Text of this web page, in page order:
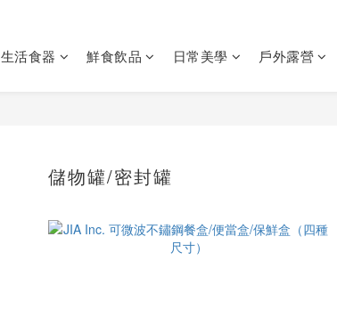
生活食器 鮮食飲品 日常美學 戶外露營
儲物罐/密封罐